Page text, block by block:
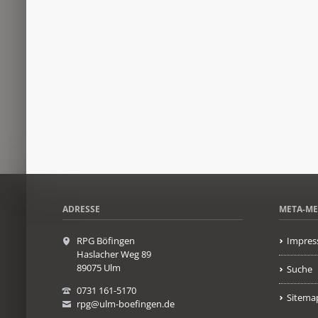
ADRESSE
RPG Böfingen
Haslacher Weg 89
89075 Ulm
0731 161-5170
rpg@ulm-boefingen.de
META-
Suche